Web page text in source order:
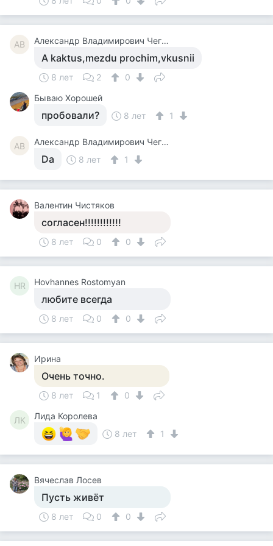
АВ Александр Владимирович Чегодаев
A kaktus,mezdu prochim,vkusnii
8 лет 2
0
Бываю Хорошей
пробовали? 8 лет 1
АВ Александр Владимирович Чегодаев
Da 8 лет 1
Валентин Чистяков
согласен!!!!!!!!!!!!
8 лет 0 0
HR Hovhannes Rostomyan
любите всегда
8 лет 0 0
Ирина
Очень точно.
8 лет 1 0
ЛК
Лида Королева
8 лет
1
Вячеслав Лосев
Пусть живёт
8 лет 0 0